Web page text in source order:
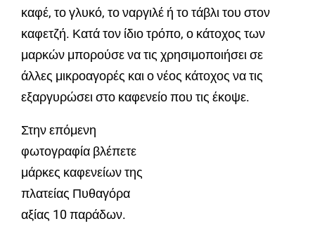
καφέ, το γλυκό, το ναργιλέ ή το τάβλι του στον
καφετζή. Κατά τον ίδιο τρόπο, ο κάτοχος των
μαρκών μπορούσε να τις χρησιμοποιήσει σε
άλλες μικροαγορές και ο νέος κάτοχος να τις
εξαργυρώσει στο καφενείο που τις έκοψε.
Στην επόμενη
φωτογραφία βλέπετε
μάρκες καφενείων της
πλατείας Πυθαγόρα
αξίας 10 παράδων.